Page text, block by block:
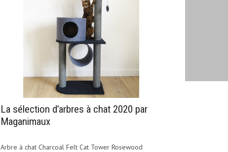
La sélection d’arbres à chat 2020 par
Maganimaux
Arbre à chat Charcoal Felt Cat Tower Rosewood